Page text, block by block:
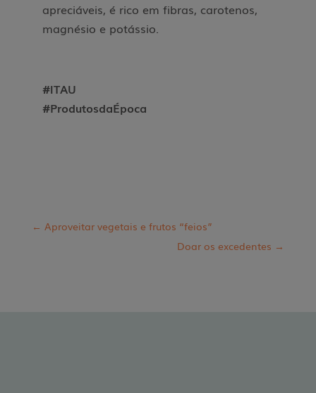
apreciáveis, é rico em fibras, carotenos,
magnésio e potássio.
#ITAU
#ProdutosdaÉpoca
← Aproveitar vegetais e frutos “feios”
Doar os excedentes →